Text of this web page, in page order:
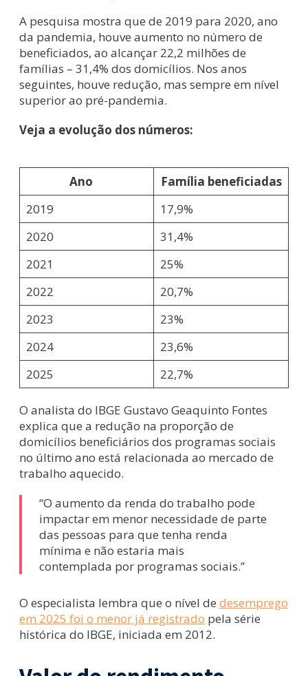
A pesquisa mostra que de 2019 para 2020, ano
da pandemia, houve aumento no número de
beneficiados, ao alcançar 22,2 milhões de
famílias – 31,4% dos domicílios. Nos anos
seguintes, houve redução, mas sempre em nível
superior ao pré-pandemia.
Veja a evolução dos números:
Ano
Família beneficiadas
2019
17,9%
2020
31,4%
2021
25%
2022
20,7%
2023
23%
2024
23,6%
2025
22,7%
O analista do IBGE Gustavo Geaquinto Fontes
explica que a redução na proporção de
domicílios beneficiários dos programas sociais
no último ano está relacionada ao mercado de
trabalho aquecido.
“O aumento da renda do trabalho pode
impactar em menor necessidade de parte
das pessoas para que tenha renda
mínima e não estaria mais
contemplada por programas sociais.”
O especialista lembra que o nível de desemprego
em 2025 foi o menor já registrado pela série
histórica do IBGE, iniciada em 2012.